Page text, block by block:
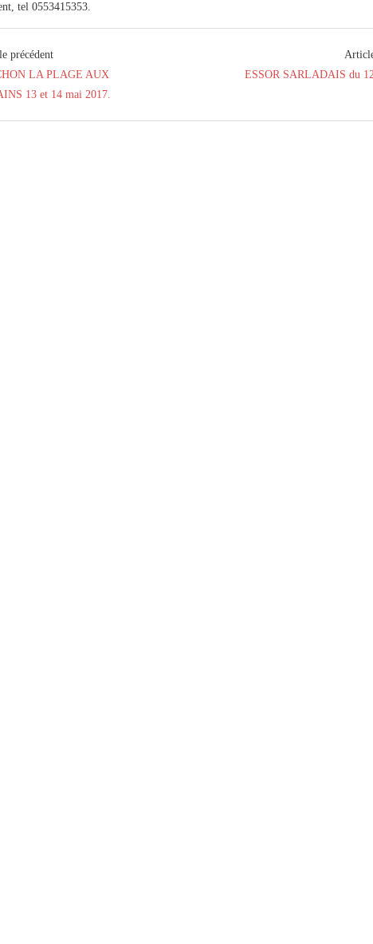
tel 0553415353.
précédent
LA PLAGE AUX
13 et 14 mai 2017.
ESSOR SARLADAIS du